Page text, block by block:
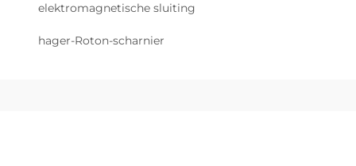
elektromagnetische sluiting
hager-Roton-scharnier